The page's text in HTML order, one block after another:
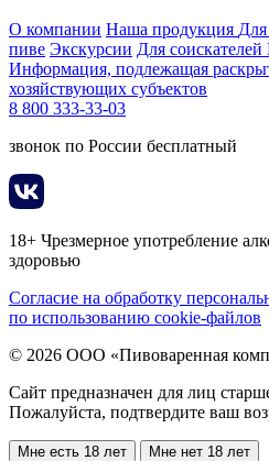
О компании Наша продукция Для
пиве Экскурсии Для соискателей
Информация, подлежащая
хозяйствующих субъектов
8 800 333-33-03
звонок по России бесплатный
18+ Чрезмерное употребление
здоровью
Согласие на обработку
по использованию cookie-файлов
© 2026 ООО «Пивоваренная
Сайт предназначен для лиц
Пожалуйста, подтвердите ваш
Мне есть 18 лет Мне нет 18 лет